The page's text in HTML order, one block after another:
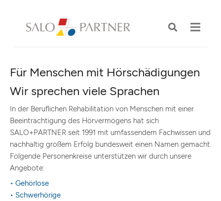
Für Menschen mit Hörschädigungen
Wir sprechen viele Sprachen
In der Beruflichen Rehabilitation von Menschen mit einer
Beeinträchtigung des Hörvermögens hat sich
SALO+PARTNER seit 1991 mit umfassendem Fachwissen und
nachhaltig großem Erfolg bundesweit einen Namen gemacht.
Folgende Personenkreise unterstützen wir durch unsere
Angebote:
• Gehörlose
• Schwerhörige